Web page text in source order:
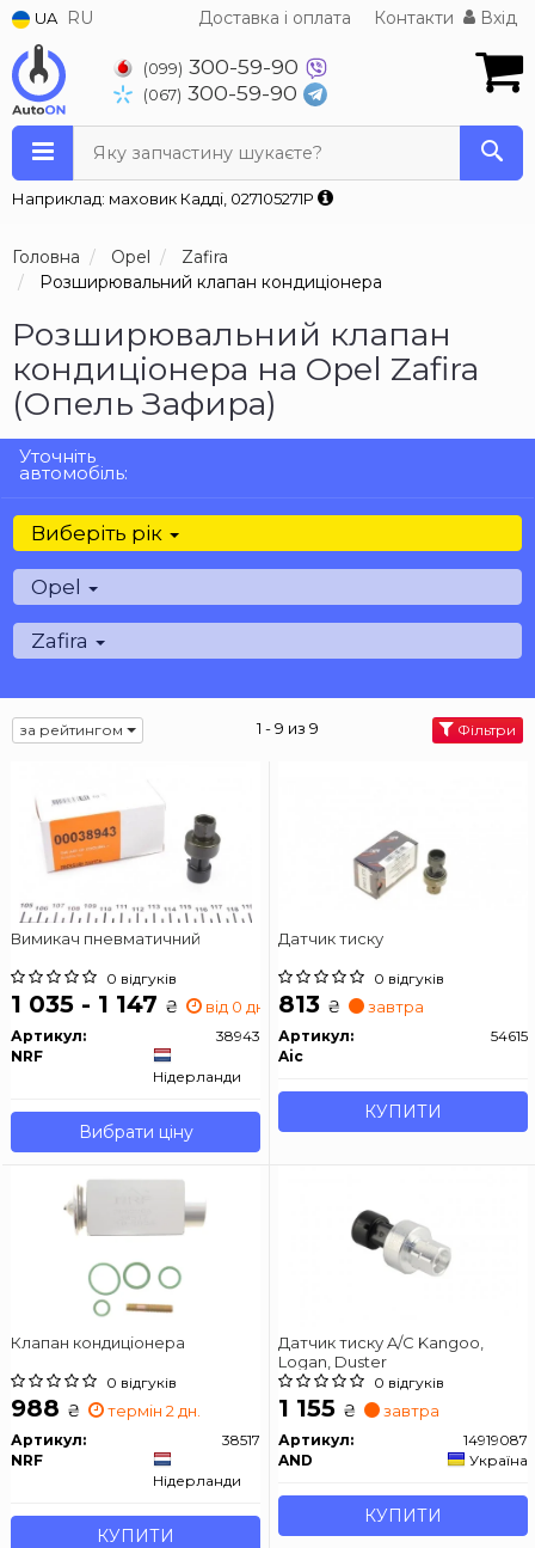
UA RU Доставка і оплата Контакти Вхід
(099) 300-59-90
(067) 300-59-90
Яку запчастину шукаєте?
Наприклад: маховик Кадді, 027105271P
Головна Opel
Zafira
Розширювальний клапан кондиціонера
Розширювальний клапан
кондиціонера на Opel Zafira
(Опель Зафира)
Уточніть
автомобіль:
Виберіть рік
Opel
Zafira
за рейтингом 1 - 9 из 9 Фільтри
Вимикач пневматичний
0 відгуків
1 035 - 1 147 ₴ від 0 дн.
Артикул:
38943
NRF
Нідерланди
Вибрати ціну
Датчик тиску
0 відгуків
813 ₴ завтра
Артикул:
54615
Aic
КУПИТИ
Клапан кондиціонера
0 відгуків
988 ₴ термін 2 дн.
Артикул:
38517
NRF
Нідерланди
КУПИТИ
Датчик тиску A/C Kangoo,
Logan, Duster
0 відгуків
1 155 ₴ завтра
Артикул:
14919087
AND
Україна
КУПИТИ